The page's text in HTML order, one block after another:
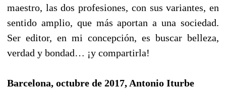
maestro, las dos profesiones, con sus variantes, en
sentido amplio, que más aportan a una sociedad.
Ser editor, en mi concepción, es buscar belleza,
verdad y bondad… ¡y compartirla!
Barcelona, octubre de 2017, Antonio Iturbe